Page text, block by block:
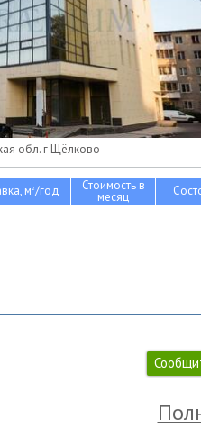
обл. г Щёлково
м2/год Стоимость в
месяц